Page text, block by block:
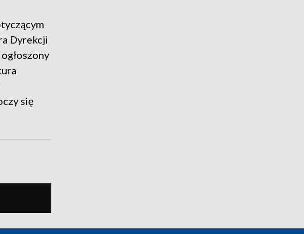
Dyrekcji
się